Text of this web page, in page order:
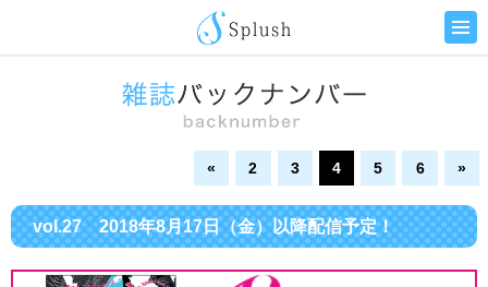
« 2 3 4 5 6 »
vol.27 2018年8月17日（金）以降配信予定！